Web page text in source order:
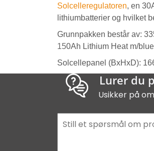
Solcelleregulatoren, en
lithiumbatterier og hvilket
Grunnpakken består av:
150Ah Lithium Heat m/
Solcellepanel (BxHxD):
Lurer du
Usikker på